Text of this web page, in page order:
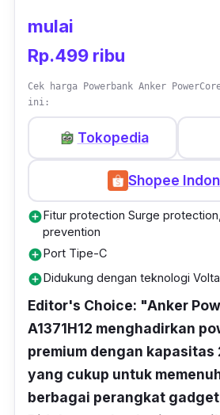
mulai
Rp.499 ribu
Cek harga Powerbank Anker
ini:
Tokopedia
Shopee
add_circleFitur protection Surge
prevention
add_circlePort Tipe-C
add_circleDidukung dengan teknologi
Editor's Choice: "Anker
A1371H12 menghadirkan
premium dengan kapasitas
yang cukup untuk
berbagai perangkat gadget